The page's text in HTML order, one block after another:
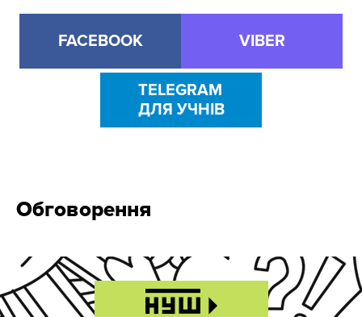
FACEBOOK VIBER
TELEGRAM
ДЛЯ УЧНІВ
Обговорення